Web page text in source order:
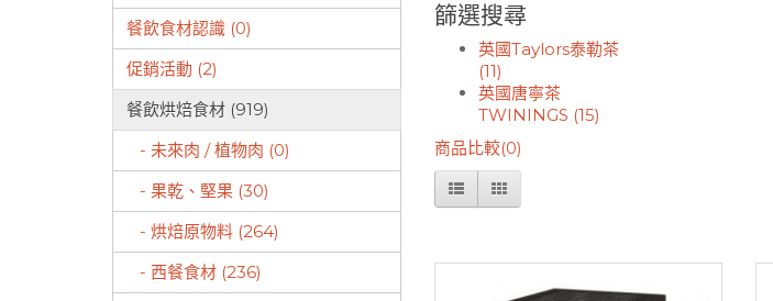
餐飲食材認識 (0)
促銷活動 (2)
餐飲烘焙食材 (919)
- 未來肉 / 植物肉 (0)
- 果乾、堅果 (30)
- 烘焙原物料 (264)
- 西餐食材 (236)
篩選搜尋
英國Taylors泰勒茶
(11)
英國唐寧茶
TWININGS (15)
商品比較(0)